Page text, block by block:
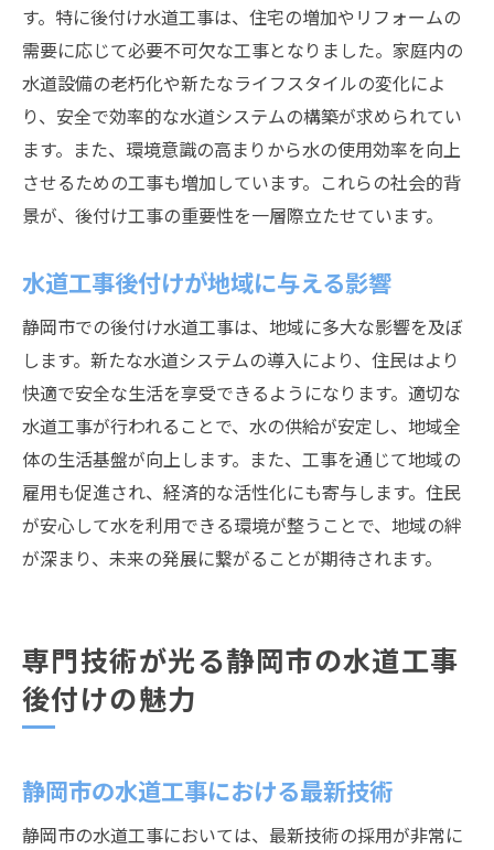
専門技術が生む地域への信頼と安心
す。特に後付け水道工事は、住宅の増加やリフォームの
需要に応じて必要不可欠な工事となりました。家庭内の
水道設備の老朽化や新たなライフスタイルの変化によ
り、安全で効率的な水道システムの構築が求められてい
ます。また、環境意識の高まりから水の使用効率を向上
させるための工事も増加しています。これらの社会的背
景が、後付け工事の重要性を一層際立たせています。
水道工事後付けが地域に与える影響
静岡市での後付け水道工事は、地域に多大な影響を及ぼ
します。新たな水道システムの導入により、住民はより
快適で安全な生活を享受できるようになります。適切な
水道工事が行われることで、水の供給が安定し、地域全
体の生活基盤が向上します。また、工事を通じて地域の
雇用も促進され、経済的な活性化にも寄与します。住民
が安心して水を利用できる環境が整うことで、地域の絆
が深まり、未来の発展に繋がることが期待されます。
専門技術が光る静岡市の水道工事
後付けの魅力
静岡市の水道工事における最新技術
静岡市の水道工事においては、最新技術の採用が非常に